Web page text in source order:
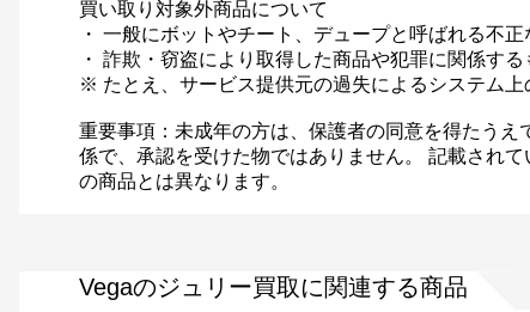
買い取り対象外商品について
・ 一般にボットやチート、デュープと呼ばれる不
・ 詐欺・窃盗により取得した商品や犯罪に関係する
※ たとえ、サービス提供元の過失によるシステム
重要事項：未成年の方は、保護者の同意を得たう
係で、承認を受けた物ではありません。 記載され
の商品とは異なります。
Vegaのジュリー買取に関連する商品